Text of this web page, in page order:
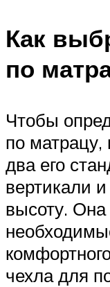
Как
по
Чтобы
по матрацу,
два его
вертикали
высоту.
чехла для